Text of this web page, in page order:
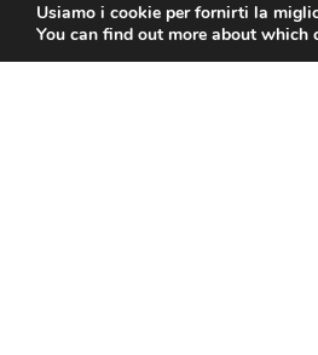
Usiamo i cookie per fornirti la
You can find out more about